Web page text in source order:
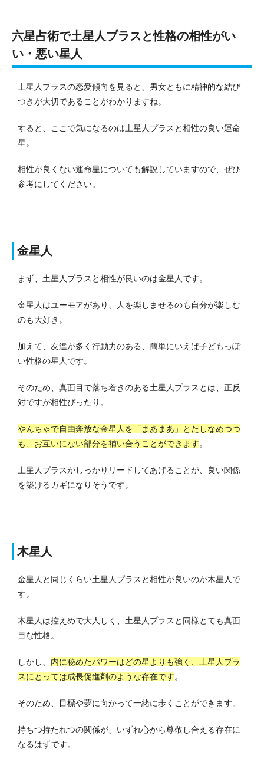
六星占術で土星人プラスと性格の相性がい
い・悪い星人
土星人プラスの恋愛傾向を見ると、男女ともに精神的な結び
つきが大切であることがわかりますね。
すると、ここで気になるのは土星人プラスと相性の良い運命
星。
相性が良くない運命星についても解説していますので、ぜひ
参考にしてください。
金星人
まず、土星人プラスと相性が良いのは金星人です。
金星人はユーモアがあり、人を楽しませるのも自分が楽しむ
のも大好き。
加えて、友達が多く行動力のある、簡単にいえば子どもっぽ
い性格の星人です。
そのため、真面目で落ち着きのある土星人プラスとは、正反
対ですが相性ぴったり。
やんちゃで自由奔放な金星人を「まあまあ」とたしなめつつ
も、お互いにない部分を補い合うことができます。
土星人プラスがしっかりリードしてあげることが、良い関係
を築けるカギになりそうです。
木星人
金星人と同じくらい土星人プラスと相性が良いのが木星人で
す。
木星人は控えめで大人しく、土星人プラスと同様とても真面
目な性格。
しかし、 内に秘めたパワーはどの星よりも強く、土星人プラ
スにとっては成長促進剤のような存在です。
そのため、目標や夢に向かって一緒に歩くことができます。
持ちつ持たれつの関係が、いずれ心から尊敬し合える存在に
なるはずです。